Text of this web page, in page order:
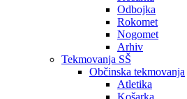
Odbojka
Rokomet
Nogomet
Arhiv
Tekmovanja SŠ
Občinska tekmovanja
Atletika
Košarka